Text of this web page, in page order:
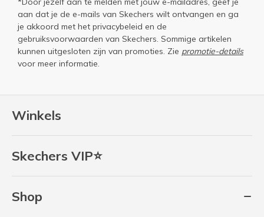
Winkels
Skechers VIP⭐
Shop
aan dat je de e-mails van Skechers wilt ontvangen en ga
je akkoord met het privacybeleid en de
gebruiksvoorwaarden van Skechers. Sommige artikelen
kunnen uitgesloten zijn van promoties. Zie promotie-details
voor meer informatie.